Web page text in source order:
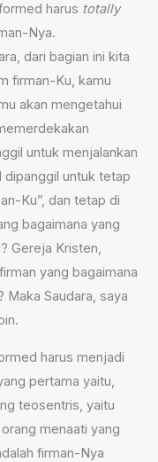
harus totally
Nya.
dari bagian ini kita
firman-Ku, kamu
akan mengetahui
untuk menjalankan
dipanggil untuk tetap
Ku”, dan tetap di
bagaimana yang
Gereja Kristen,
yang bagaimana
Maka Saudara, saya
harus menjadi
pertama yaitu,
teosentris, yaitu
menaati yang
firman-Nya